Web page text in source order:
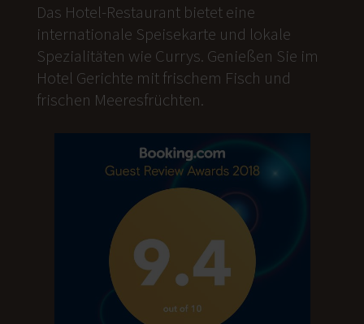
Das Hotel-Restaurant bietet eine
internationale Speisekarte und lokale
Spezialitäten wie Currys. Genießen Sie im
Hotel Gerichte mit frischem Fisch und
frischen Meeresfrüchten.